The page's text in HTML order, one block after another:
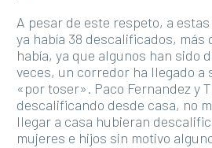
A pesar de este respeto, a
ya había 38 descalificados, más
había, ya que algunos han sido
veces, un corredor ha llegado a
«por toser». Paco Fernandez y
descalificando desde casa, no
llegar a casa hubieran
mujeres e hijos sin motivo